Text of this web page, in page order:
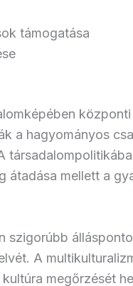
támogatása
a hagyományos
átadása mellett a
szigorúbb
A
megőrzését